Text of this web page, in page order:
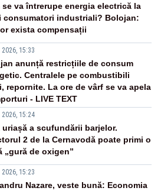
se va întrerupe energia electrică la
consumatori industriali? Bolojan:
exista compensații
15:33
anunță restricțiile de consum
Centralele pe combustibili
repornite. La ore de vârf se va apela
- LIVE TEXT
2026, 15:24
uriașă a scufundării barjelor.
2 de la Cernavodă poate primi o
„gură de oxigen”
15:23
Nazare, veste bună: Economia